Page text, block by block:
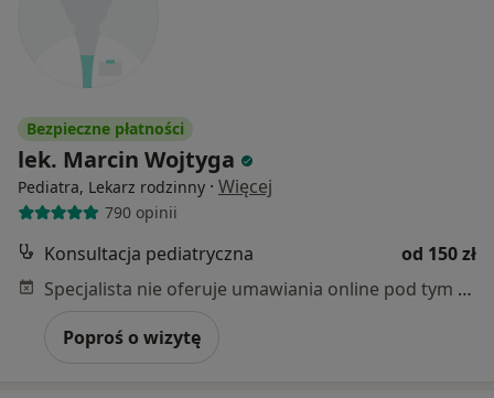
Bezpieczne płatności
lek. Marcin Wojtyga
Pediatra, Lekarz rodzinny · Więcej
790 opinii
Konsultacja pediatryczna
od 150 zł
Specjalista nie oferuje umawiania online pod tym adresem.
Poproś o wizytę